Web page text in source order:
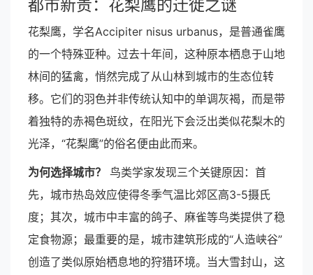
都市新贵：花梨鹰的迁徙之谜
花梨鹰，学名Accipiter nisus urbanus，是普通雀鹰
的一个特殊亚种。过去十年间，这种原本栖息于山地
林间的猛禽，悄然完成了从山林到城市的生态位转
移。它们的羽色并非传统认知中的单调灰褐，而是带
着独特的赤褐色斑纹，在阳光下会泛出类似花梨木的
光泽，“花梨鹰”的俗名便由此而来。
为何选择城市？
鸟类学家发现三个关键原因：首
先，城市热岛效应使得冬季气温比郊区高3-5摄氏
度；其次，城市中丰富的鸽子、麻雀等鸟类提供了稳
定食物源；最重要的是，城市建筑形成的“人造峡谷”
创造了类似原始栖息地的狩猎环境。当大雪封山，这